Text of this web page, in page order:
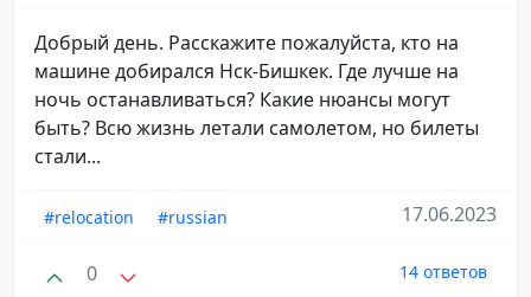
Добрый день. Расскажите пожалуйста, кто на
машине добирался Нск-Бишкек. Где лучше на
ночь останавливаться? Какие нюансы могут
быть? Всю жизнь летали самолетом, но билеты
стали...
#relocation #russian 17.06.2023
0 14 ответов